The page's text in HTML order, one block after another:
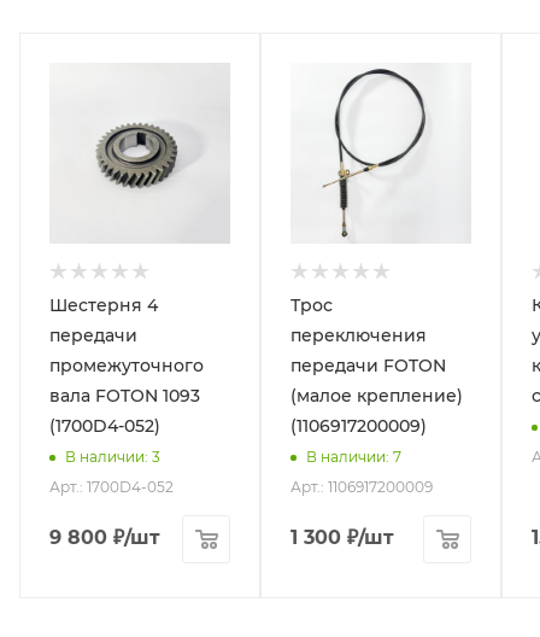
Шестерня 4
передачи
промежуточного
вала FOTON 1093
(1700D4-052)
В наличии: 3
Арт.: 1700D4-052
9 800 ₽/шт
Трос
переключения
передачи FOTON
(малое крепление)
(1106917200009)
В наличии: 7
Арт.: 1106917200009
1 300 ₽/шт